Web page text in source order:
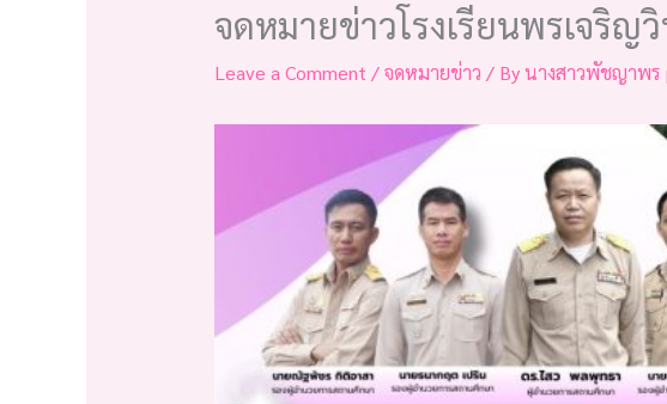
จดหมายข่าวโรงเรียนพรเจริญ
Leave a Comment /จดหมายข่าว / Byนางสาวพัชญาพร